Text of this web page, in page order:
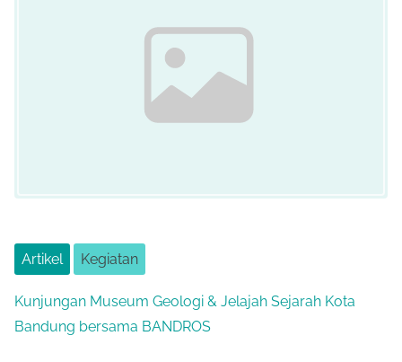
Artikel Kegiatan
Kunjungan Museum Geologi & Jelajah Sejarah Kota
Bandung bersama BANDROS